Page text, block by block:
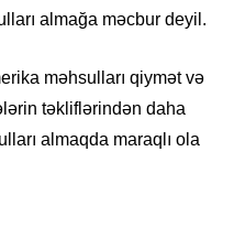
almağa məcbur deyil.
məhsulları qiymət və
təkliflərindən daha
almaqda maraqlı ola